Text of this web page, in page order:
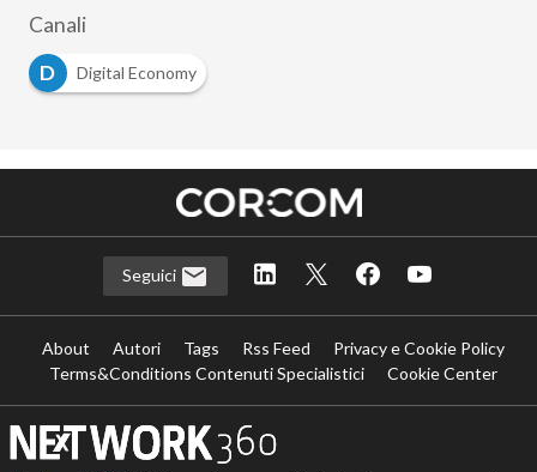
Canali
D
Digital Economy
Seguici
About Autori Tags Rss Feed
Privacy e Cookie Policy
Terms&Conditions Contenuti Specialistici
Cookie Center